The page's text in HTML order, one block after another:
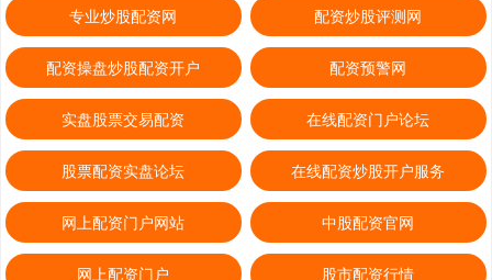
专业炒股配资网 配资炒股评测网
配资操盘炒股配资开户 配资预警网
实盘股票交易配资 在线配资门户论坛
股票配资实盘论坛 在线配资炒股开户服务
网上配资门户网站 中股配资官网
网上配资门户 股市配资行情